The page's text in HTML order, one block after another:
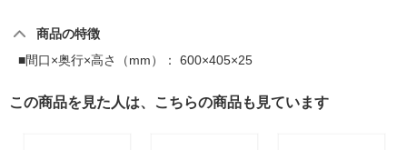
商品の特徴
■間口×奥行×高さ（mm）： 600×405×25
この商品を見た人は、こちらの商品も見ています